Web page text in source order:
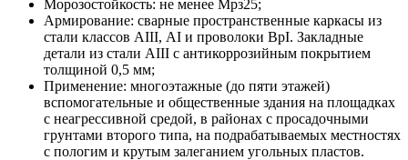
Морозостойкость: не менее Мрз25;
Армирование: сварные пространственные каркасы из
стали классов АIII, АI и проволоки ВрI. Закладные
детали из стали АIII с антикоррозийным покрытием
толщиной 0,5 мм;
Применение: многоэтажные (до пяти этажей)
вспомогательные и общественные здания на площадках
с неагрессивной средой, в районах с просадочными
грунтами второго типа, на подрабатываемых местностях
с пологим и крутым залеганием угольных пластов.